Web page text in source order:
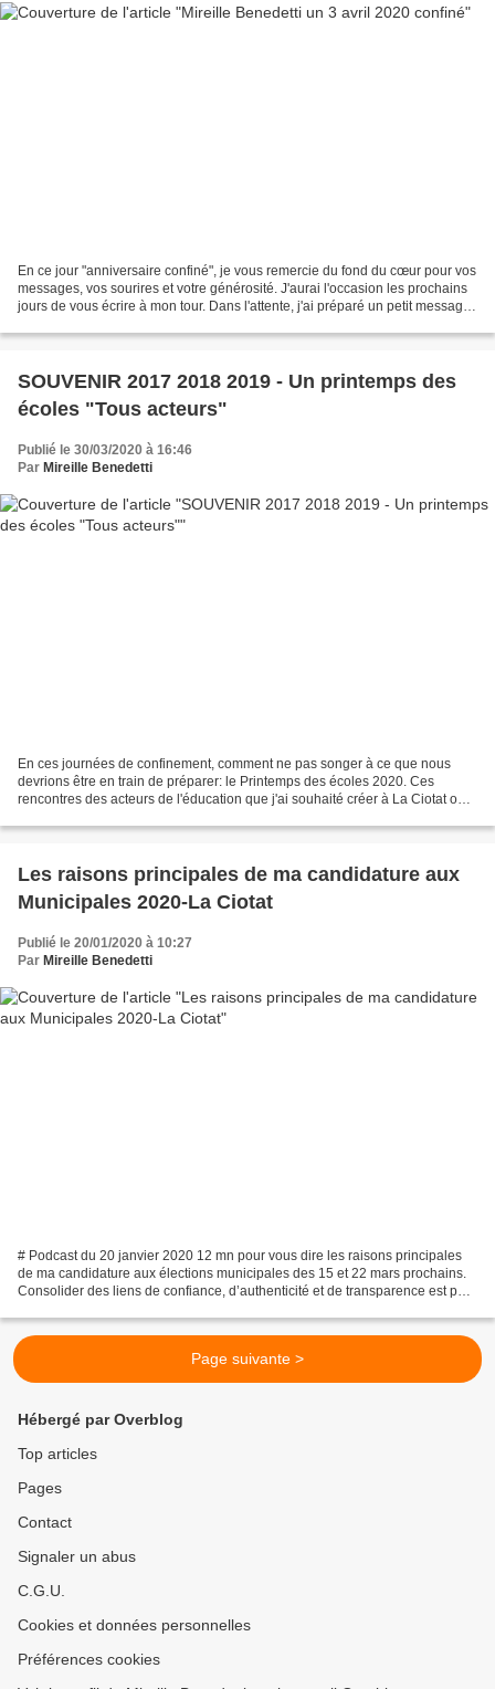
En ce jour "anniversaire confiné", je vous remercie du fond du cœur pour vos
messages, vos sourires et votre générosité. J'aurai l'occasion les prochains
jours de vous écrire à mon tour. Dans l'attente, j'ai préparé un petit message
SOUVENIR 2017 2018 2019 - Un printemps des
écoles "Tous acteurs"
Publié le 30/03/2020 à 16:46
Par Mireille Benedetti
En ces journées de confinement, comment ne pas songer à ce que nous
devrions être en train de préparer: le Printemps des écoles 2020. Ces
rencontres des acteurs de l'éducation que j'ai souhaité créer à La Ciotat ont
Les raisons principales de ma candidature aux
Municipales 2020-La Ciotat
Publié le 20/01/2020 à 10:27
Par Mireille Benedetti
# Podcast du 20 janvier 2020 12 mn pour vous dire les raisons principales
de ma candidature aux élections municipales des 15 et 22 mars prochains.
Consolider des liens de confiance, d’authenticité et de transparence est pour
Page suivante >
Hébergé par Overblog
Top articles
Pages
Contact
Signaler un abus
C.G.U.
Cookies et données personnelles
Préférences cookies